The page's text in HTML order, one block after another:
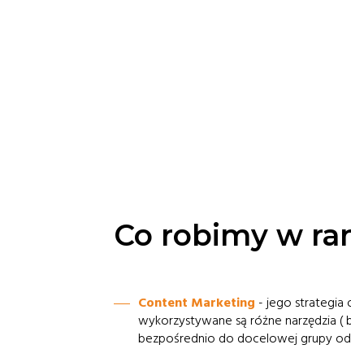
Co robimy w
Content Marketing - jego strategia
wykorzystywane są różne narzędzia
bezpośrednio do docelowej grupy